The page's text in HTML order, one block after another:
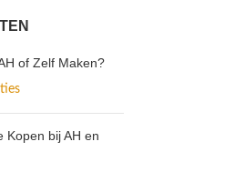
of Zelf Maken?
Kopen bij AH en